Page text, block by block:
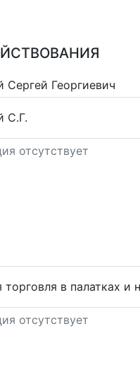
Сергей Георгиевич
С.Г.
отсутствует
торговля в палатках и
отсутствует